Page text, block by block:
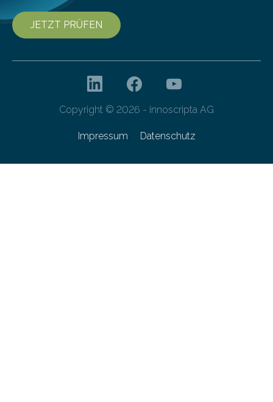
JETZT PRÜFEN
Copyright © 2026 - innoscripta AG
Impressum Datenschutz